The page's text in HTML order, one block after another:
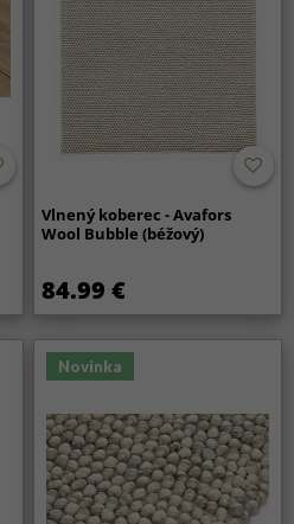
Vlnený koberec - Avafors
Wool Bubble (béžový)
84.99 €
Novinka